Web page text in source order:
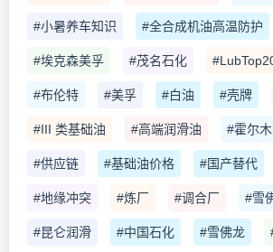
#小暑养车知识 #全合成机油高温防护
#埃克森美孚 #茂名石化
#布伦特 #美孚 #白油 #壳牌
#III 类基础油 #高端润滑油 #霍尔
#供应链 #基础油价格 #国产替代
#地缘冲突 #炼厂 #调合厂 #雪
#昆仑润滑 #中国石化 #雪佛龙